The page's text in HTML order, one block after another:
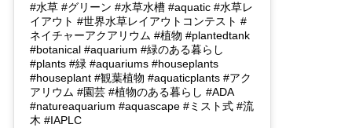
#水草 #グリーン #水草水槽 #aquatic #水草レ
イアウト #世界水草レイアウトコンテスト #
ネイチャーアクアリウム #植物 #plantedtank
#botanical #aquarium #緑のある暮らし
#plants #緑 #aquariums #houseplants
#houseplant #観葉植物 #aquaticplants #アク
アリウム #園芸 #植物のある暮らし #ADA
#natureaquarium #aquascape #ミスト式 #流
木 #IAPLC